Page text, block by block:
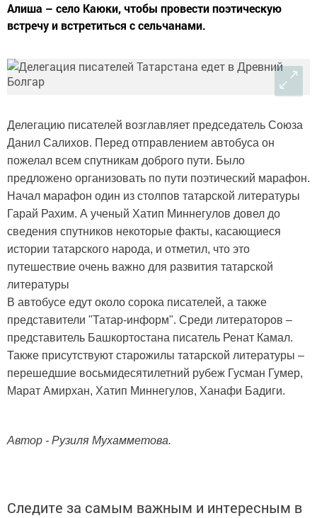
Алиша – село Каюки, чтобы провести поэтическую
встречу и встретиться с сельчанами.
Делегацию писателей возглавляет председатель Союза
Данил Салихов. Перед отправлением автобуса он
пожелал всем спутникам доброго пути. Было
предложено организовать по пути поэтический марафон.
Начал марафон один из столпов татарской литературы
Гарай Рахим. А ученый Хатип Миннегулов довел до
сведения спутников некоторые факты, касающиеся
истории татарского народа, и отметил, что это
путешествие очень важно для развития татарской
литературы
В автобусе едут около сорока писателей, а также
представители "Татар-информ". Среди литераторов –
представитель Башкортостана писатель Ренат Камал.
Также присутствуют старожилы татарской литературы –
перешедшие восьмидесятилетний рубеж Гусман Гумер,
Марат Амирхан, Хатип Миннегулов, Ханафи Бадиги.
Автор - Рузиля Мухамметова.
Следите за самым важным и интересным в